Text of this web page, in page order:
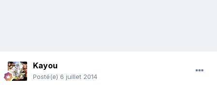
Kayou
Posté(e) 6 juillet 2014